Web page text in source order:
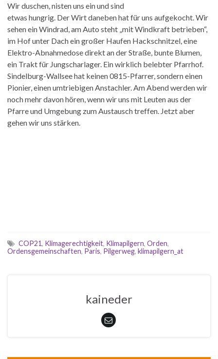
Wir duschen, nisten uns ein und sind
etwas hungrig. Der Wirt daneben hat für uns aufgekocht. Wir
sehen ein Windrad, am Auto steht „mit Windkraft betrieben“,
im Hof unter Dach ein großer Haufen Hackschnitzel, eine
Elektro-Abnahmedose direkt an der Straße, bunte Blumen,
ein Trakt für Jungscharlager. Ein wirklich belebter Pfarrhof.
Sindelburg-Wallsee hat keinen 0815-Pfarrer, sondern einen
Pionier, einen umtriebigen Anstachler. Am Abend werden wir
noch mehr davon hören, wenn wir uns mit Leuten aus der
Pfarre und Umgebung zum Austausch treffen. Jetzt aber
gehen wir uns stärken.
COP21, Klimagerechtigkeit, Klimapilgern, Orden,
Ordensgemeinschaften, Paris, Pilgerweg, klimapilgern_at
kaineder